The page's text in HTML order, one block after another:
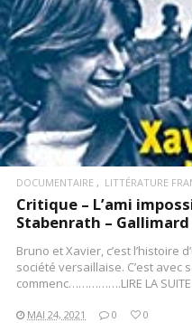
DOCUMENTAIRE LITTÉRATURE
Critique – L’ami
Stabenrath – Gallimard
Bruno et Xavier, c’est l’histoire
société versaillaise. C’est avec
commenc…………….LIRE LA SUITE
MAI 24, 2021 0 0